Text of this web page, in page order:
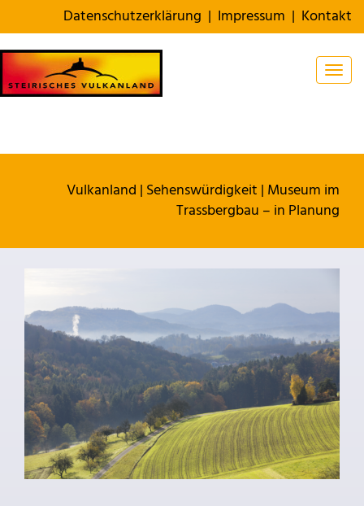
Datenschutzerklärung | Impressum | Kontakt
Vulkanland | Sehenswürdigkeit | Museum im
Trassbergbau – in Planung